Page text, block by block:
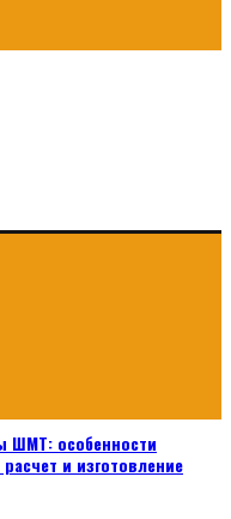
ШМТ: особенности
и изготовление